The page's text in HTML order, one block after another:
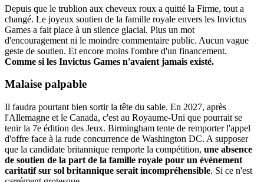
Depuis que le trublion aux cheveux roux a quitté la Firme, tout a
changé. Le joyeux soutien de la famille royale envers les Invictus
Games a fait place à un silence glacial. Plus un mot
d'encouragement ni le moindre commentaire public. Aucun vague
geste de soutien. Et encore moins l'ombre d'un financement.
Comme si les Invictus Games n'avaient jamais existé.
Malaise palpable
Il faudra pourtant bien sortir la tête du sable. En 2027, après
l'Allemagne et le Canada, c'est au Royaume-Uni que pourrait se
tenir la 7e édition des Jeux. Birmingham tente de remporter l'appel
d'offre face à la rude concurrence de Washington DC. A supposer
que la candidate britannique remporte la compétition, une absence
de soutien de la part de la famille royale pour un évènement
caritatif sur sol britannique serait incompréhensible. Si ce n'est